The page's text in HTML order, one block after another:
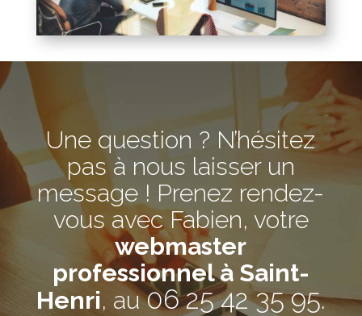
Une question ? N’hésitez
pas à nous laisser un
message ! Prenez rendez-
vous avec Fabien, votre
webmaster
professionnel à Saint-
Henri, au06 25 42 35 95.